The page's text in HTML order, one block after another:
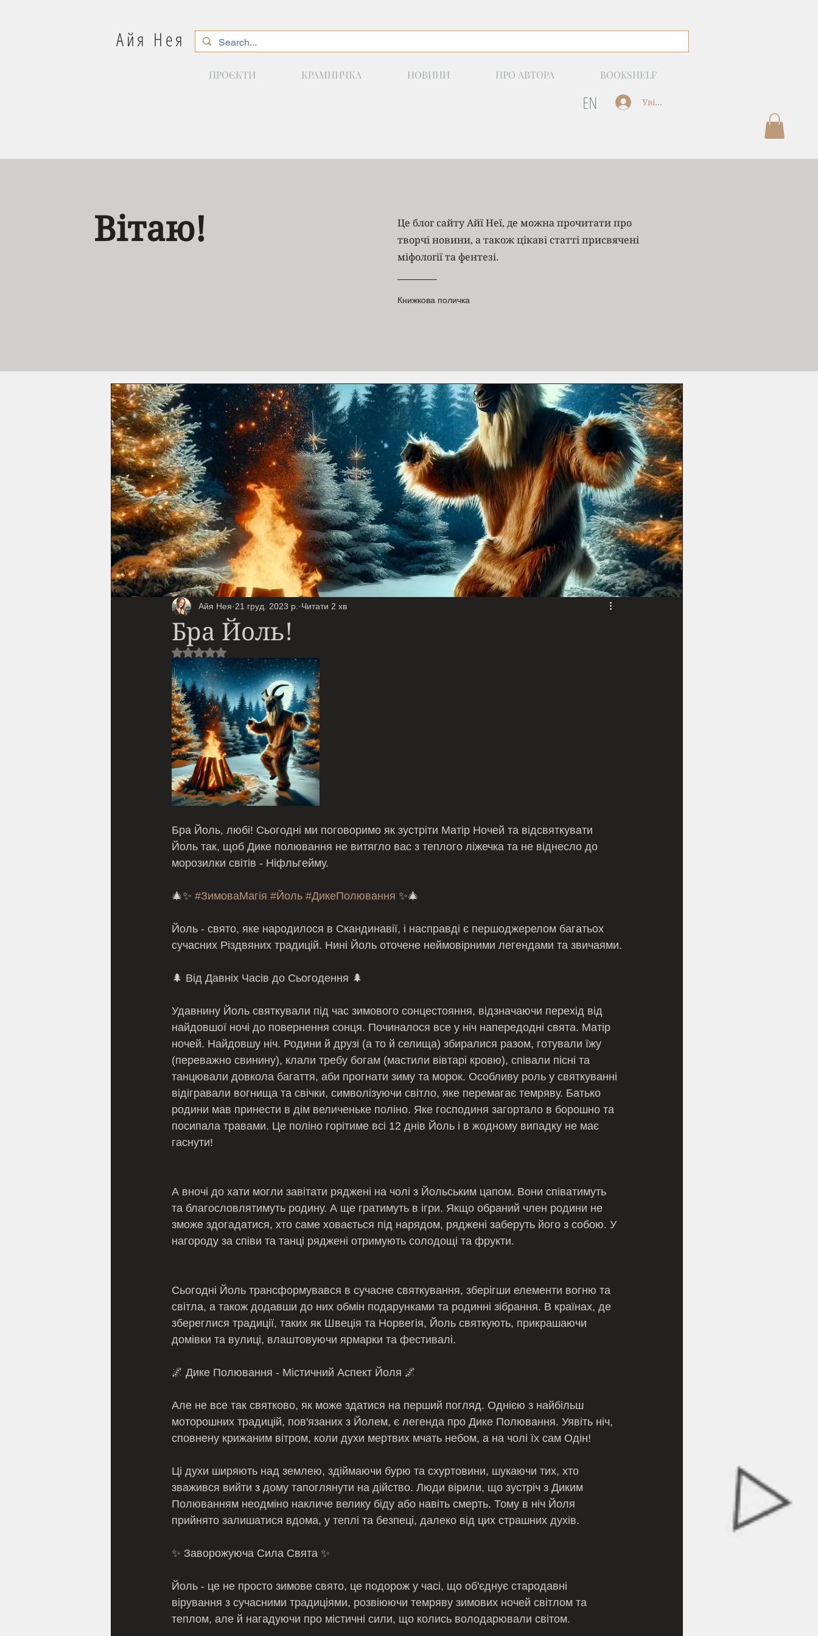
Айя Нея
ПРОЄКТИ КРАМНИЧКА НОВИНИ ПРО АВТОРА BOOKSHELF
EN Увійти
Вітаю!
Це блог сайту Айї Неї, де можна прочитати про
творчі новини, а також цікаві статті присвячені
міфології та фентезі.
Книжкова поличка
Бра Йоль!
Айя Нея 21 груд. 2023 р. Читати 2 хв
Оцінка: NaN з 5 зірок.
Бра Йоль, любі! Сьогодні ми поговоримо як зустріти Матір Ночей та відсвяткувати
Йоль так, щоб Дике полювання не витягло вас з теплого ліжечка та не віднесло до
морозилки світів - Ніфльгейму.
🎄✨ #ЗимоваМагія #Йоль #ДикеПолювання ✨🎄
Йоль - свято, яке народилося в Скандинавії, і насправді є першоджерелом багатьох
сучасних Різдвяних традицій. Нині Йоль оточене неймовірними легендами та звичаями.
🌲 Від Давніх Часів до Сьогодення 🌲
Удавнину Йоль святкували під час зимового сонцестояння, відзначаючи перехід від
найдовшої ночі до повернення сонця. Починалося все у ніч напередодні свята. Матір
ночей. Найдовшу ніч. Родини й друзі (а то й селища) збиралися разом, готували їжу
(переважно свинину), клали требу богам (мастили вівтарі кровю), співали пісні та
танцювали довкола багаття, аби прогнати зиму та морок. Особливу роль у святкуванні
відігравали вогнища та свічки, символізуючи світло, яке перемагає темряву. Батько
родини мав принести в дім величеньке поліно. Яке господиня загортало в борошно та
посипала травами. Це поліно горітиме всі 12 днів Йоль і в жодному випадку не має
гаснути!
А вночі до хати могли завітати ряджені на чолі з Йольським цапом. Вони співатимуть
та благословлятимуть родину. А ще гратимуть в ігри. Якщо обраний член родини не
зможе здогадатися, хто саме ховається під нарядом, ряджені заберуть його з собою. У
нагороду за співи та танці ряджені отримують солодощі та фрукти.
Сьогодні Йоль трансформувався в сучасне святкування, зберігши елементи вогню та
світла, а також додавши до них обмін подарунками та родинні зібрання. В країнах, де
збереглися традиції, таких як Швеція та Норвегія, Йоль святкують, прикрашаючи
домівки та вулиці, влаштовуючи ярмарки та фестивалі.
🌌 Дике Полювання - Містичний Аспект Йоля 🌌
Але не все так святково, як може здатися на перший погляд. Однією з найбільш
моторошних традицій, пов'язаних з Йолем, є легенда про Дике Полювання. Уявіть ніч,
сповнену крижаним вітром, коли духи мертвих мчать небом, а на чолі їх сам Одін!
Ці духи ширяють над землею, здіймаючи бурю та схуртовини, шукаючи тих, хто
зважився вийти з дому тапоглянути на дійство. Люди вірили, що зустріч з Диким
Полюванням неодміно накличе велику біду або навіть смерть. Тому в ніч Йоля
прийнято залишатися вдома, у теплі та безпеці, далеко від цих страшних духів.
✨ Заворожуюча Сила Свята ✨
Йоль - це не просто зимове свято, це подорож у часі, що об'єднує стародавні
вірування з сучасними традиціями, розвіюючи темряву зимових ночей світлом та
теплом, але й нагадуючи про містичні сили, що колись володарювали світом.